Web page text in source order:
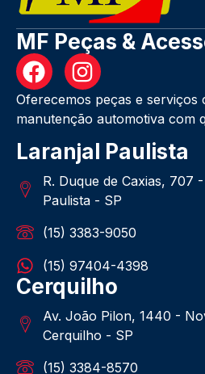
MF Peças &
Oferecemos peças e serviços
manutenção automotiva com
Laranjal Paulista
R. Duque de Caxias, 707
Paulista - SP
(15) 3383-9050
(15) 97404-4398
Cerquilho
Av. João Pilon, 1440 -
Cerquilho - SP
(15) 3384-8570